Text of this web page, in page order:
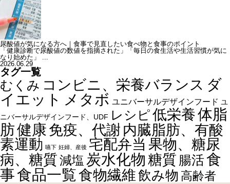
尿酸値が気になる方へ｜食事で見直したい食べ物と食事のポイント
「健康診断で尿酸値の数値を指摘された」「毎日の食生活や生活習慣が気に
なり始めた」 ...
2026.06.29
タグ一覧
むくみ コンビニ、栄養バランス ダ
イエット メタボ ユニバーサルデザインフード ユ
ニバーサルデザインフード、UDF レシピ低栄養体脂
肪健康免疫、代謝 内臓脂肪、有酸
素運動 嚥下 妊婦、産後 宅配弁当 果物、糖尿
病、糖質減塩 炭水化物糖質 腸活食
事食品一覧食物繊維飲み物 高齢者